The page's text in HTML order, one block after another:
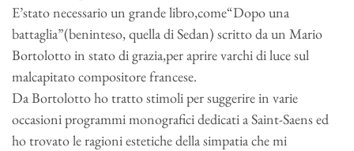
E’stato necessario un grande libro,come“Dopo una
battaglia”(beninteso, quella di Sedan) scritto da un Mario
Bortolotto in stato di grazia,per aprire varchi di luce sul
malcapitato compositore francese.
Da Bortolotto ho tratto stimoli per suggerire in varie
occasioni programmi monografici dedicati a Saint-Saens ed
ho trovato le ragioni estetiche della simpatia che mi